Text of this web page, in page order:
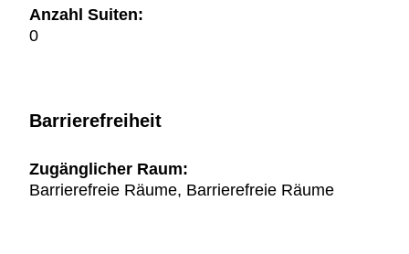
Anzahl Suiten:
0
Barrierefreiheit
Zugänglicher Raum:
Barrierefreie Räume, Barrierefreie Räume